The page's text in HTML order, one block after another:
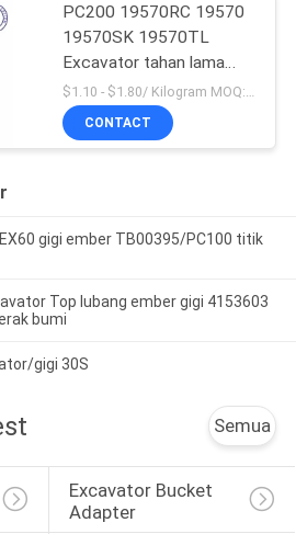
PC200 19570RC 19570
19570SK 19570TL
Excavator tahan lama
Bucket Teeth Untuk
Komatsu
$1.10 - $1.80/ Kilogram MOQ:100 Kilogram/Kilogram
CONTACT
gigi ember TB00395/PC100 titik
Top lubang ember gigi 4153603
bumi
gigi 30S
Semua
Excavator Bucket
Adapter